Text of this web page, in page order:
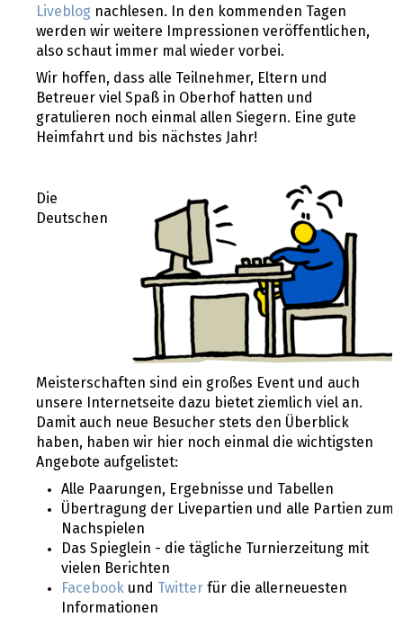
Liveblog nachlesen. In den kommenden Tagen
werden wir weitere Impressionen veröffentlichen,
also schaut immer mal wieder vorbei.
Wir hoffen, dass alle Teilnehmer, Eltern und
Betreuer viel Spaß in Oberhof hatten und
gratulieren noch einmal allen Siegern. Eine gute
Heimfahrt und bis nächstes Jahr!
Die
Deutschen
Meisterschaften sind ein großes Event und auch
unsere Internetseite dazu bietet ziemlich viel an.
Damit auch neue Besucher stets den Überblick
haben, haben wir hier noch einmal die wichtigsten
Angebote aufgelistet:
Alle Paarungen, Ergebnisse und Tabellen
Übertragung der Livepartien und alle Partien zum
Nachspielen
Das Spieglein - die tägliche Turnierzeitung mit
vielen Berichten
Facebook und Twitter für die allerneuesten
Informationen